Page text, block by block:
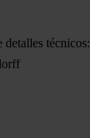
técnicos: